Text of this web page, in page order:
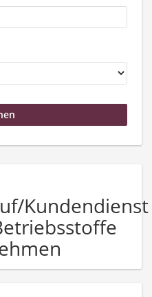
Kundendienst